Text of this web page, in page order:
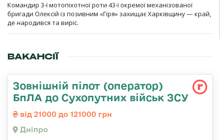
Командир 3-ї мотопіхотної роти 43-ї окремої механізованої
бригади Олексій із позивним «Гіря» захищає Харківщину — край,
де народився та виріс.
ВАКАНСІЇ
Зовнішній пілот (оператор)
БпЛА до Сухопутних військ ЗСУ
від 21000 до 121000 грн
Дніпро